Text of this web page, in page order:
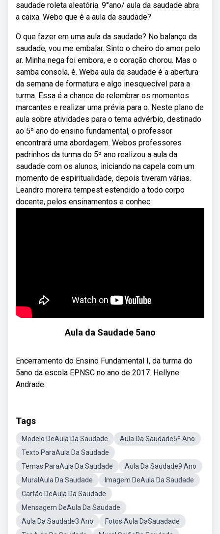
saudade roleta aleatória. 9°ano/ aula da saudade abra
a caixa. Webo que é a aula da saudade?
O que fazer em uma aula da saudade? No balanço da
saudade, vou me embalar. Sinto o cheiro do amor pelo
ar. Minha nega foi embora, e o coração chorou. Mas o
samba consola, é. Weba aula da saudade é a abertura
da semana de formatura e algo inesquecível para a
turma. Essa é a chance de relembrar os momentos
marcantes e realizar uma prévia para o. Neste plano de
aula sobre atividades para o tema advérbio, destinado
ao 5º ano do ensino fundamental, o professor
encontrará uma abordagem. Webos professores
padrinhos da turma do 5º ano realizou a aula da
saudade com os alunos, iniciando na capela com um
momento de espiritualidade, depois tiveram várias.
Leandro moreira tempest estendido a todo corpo
docente, pelos ensinamentos e conhec.
Aula da Saudade 5ano
Encerramento do Ensino Fundamental I, da turma do
5ano da escola EPNSC no ano de 2017. Hellyne
Andrade.
Tags
Modelo DeAula Da Saudade
Aula Da Saudade5º Ano
Texto ParaAula Da Saudade
Temas ParaAula Da Saudade
Aula Da Saudade9 Ano
MuralAula Da Saudade
Imagem DeAula Da Saudade
Cartão DeAula Da Saudade
Mensagem DeAula Da Saudade
Aula Da Saudade3 Ano
Fotos Aula DaSauadade